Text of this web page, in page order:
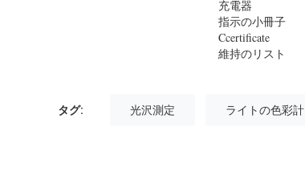
充電器
指示の小冊子
Ccertificate
維持のリスト
タグ: 光沢測定 ライトの色彩計